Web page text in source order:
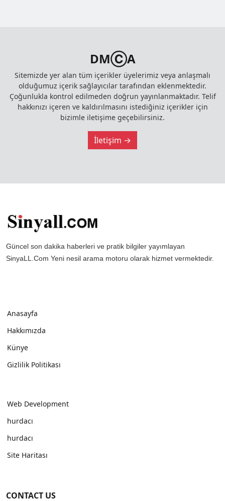
DMⒸA
Sitemizde yer alan tüm içerikler üyelerimiz veya anlaşmalı
olduğumuz içerik sağlayıcılar tarafından eklenmektedir.
Çoğunlukla kontrol edilmeden doğrun yayınlanmaktadır. Telif
hakkınızı içeren ve kaldırılmasını istediğiniz içerikler için
bizimle iletişime geçebilirsiniz.
İletişim →
Güncel son dakika haberleri ve pratik bilgiler yayımlayan
SinyaLL.Com Yeni nesil arama motoru olarak hizmet vermektedir.
Anasayfa
Hakkımızda
Künye
Gizlilik Politikası
Web Development
hurdacı
hurdacı
Site Haritası
CONTACT US